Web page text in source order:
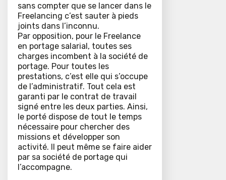
sans compter que se lancer dans le
Freelancing c’est sauter à pieds
joints dans l’inconnu.
Par opposition, pour le Freelance
en portage salarial, toutes ses
charges incombent à la société de
portage. Pour toutes les
prestations, c’est elle qui s’occupe
de l’administratif. Tout cela est
garanti par le contrat de travail
signé entre les deux parties. Ainsi,
le porté dispose de tout le temps
nécessaire pour chercher des
missions et développer son
activité. Il peut même se faire aider
par sa société de portage qui
l’accompagne.